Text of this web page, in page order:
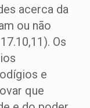
acerca da
ou não
Os
e
que